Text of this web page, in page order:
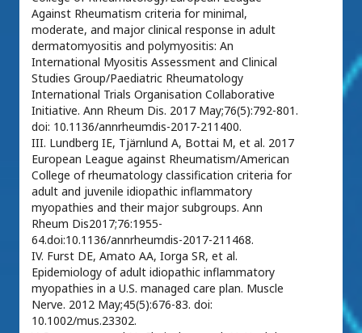
Against Rheumatism criteria for minimal,
moderate, and major clinical response in adult
dermatomyositis and polymyositis: An
International Myositis Assessment and Clinical
Studies Group/Paediatric Rheumatology
International Trials Organisation Collaborative
Initiative. Ann Rheum Dis. 2017 May;76(5):792-801.
doi: 10.1136/annrheumdis-2017-211400.
III. Lundberg IE, Tjärnlund A, Bottai M, et al. 2017
European League against Rheumatism/American
College of rheumatology classification criteria for
adult and juvenile idiopathic inflammatory
myopathies and their major subgroups. Ann
Rheum Dis2017;76:1955-
64.doi:10.1136/annrheumdis-2017-211468.
IV. Furst DE, Amato AA, Iorga SR, et al.
Epidemiology of adult idiopathic inflammatory
myopathies in a U.S. managed care plan. Muscle
Nerve. 2012 May;45(5):676-83. doi:
10.1002/mus.23302.